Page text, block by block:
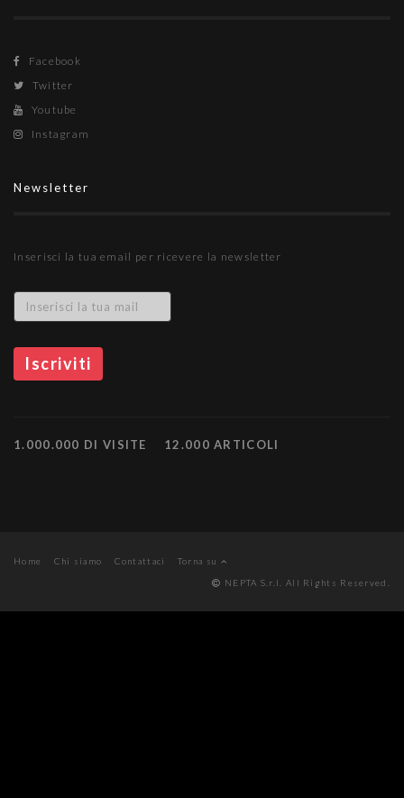
Facebook
Twitter
Youtube
Instagram
Newsletter
Inserisci la tua email per ricevere la newsletter
1.000.000 DI VISITE 12.000 ARTICOLI
Home Chi siamo Contattaci
Torna su
NEPTA S.r.l. All Rights Reserved.